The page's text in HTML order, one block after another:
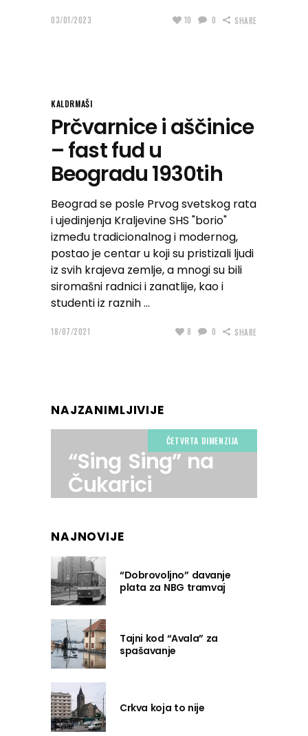
03/01/2023 10 0 SHARE
KALDRMAŠI
Prčvarnice i aščinice
– fast fud u
Beogradu 1930tih
Beograd se posle Prvog svetskog rata
i ujedinjenja Kraljevine SHS "borio"
između tradicionalnog i modernog,
postao je centar u koji su pristizali ljudi
iz svih krajeva zemlje, a mnogi su bili
siromašni radnici i zanatlije, kao i
studenti iz raznih
18/07/2021 8 0 SHARE
NAJZANIMLJIVIJE
ČETVRTA DIMENZIJA
“Sing Sing” na
Čukarici
NAJNOVIJE
“Dobrovoljno” davanje
plata za NBG tramvaj
Tajni kod “Avala” za
spašavanje
Crkva koja to nije